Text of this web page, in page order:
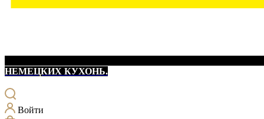
НЕМЕЦКИХ КУХОНЬ.
Войти